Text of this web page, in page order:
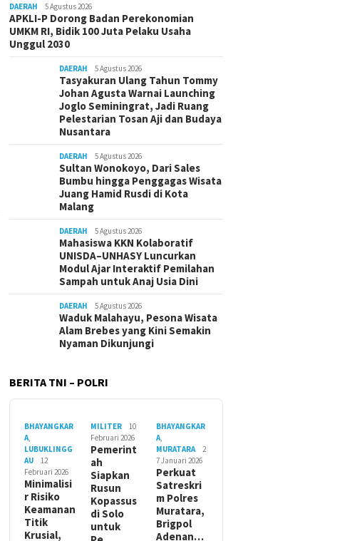
DAERAH 5 Agustus 2026
APKLI-P Dorong Badan Perekonomian
UMKM RI, Bidik 100 Juta Pelaku Usaha
Unggul 2030
DAERAH 5 Agustus 2026
Tasyakuran Ulang Tahun Tommy
Johan Agusta Warnai Launching
Joglo Seminingrat, Jadi Ruang
Pelestarian Tosan Aji dan Budaya
Nusantara
DAERAH 5 Agustus 2026
Sultan Wonokoyo, Dari Sales
Bumbu hingga Penggagas Wisata
Juang Hamid Rusdi di Kota
Malang
DAERAH 5 Agustus 2026
Mahasiswa KKN Kolaboratif
UNISDA–UNHASY Luncurkan
Modul Ajar Interaktif Pemilahan
Sampah untuk Anaj Usia Dini
DAERAH 5 Agustus 2026
Waduk Malahayu, Pesona Wisata
Alam Brebes yang Kini Semakin
Nyaman Dikunjungi
BERITA TNI – POLRI
BHAYANGKAR
A
LUBUKLINGG
AU
12
Februari 2026
Minimalisi
r Risiko
Keamanan
Titik
Krusial,
MILITER
10
Februari 2026
Pemerint
ah
Siapkan
Rusun
Kopassus
di Solo
untuk
BHAYANGKAR
A
MURATARA
2
7 Januari 2026
Perkuat
Satreskri
m Polres
Muratara,
Brigpol
Adenan…